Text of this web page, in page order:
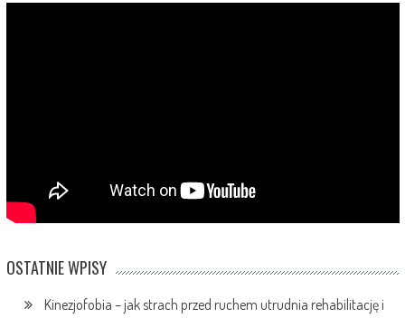
OSTATNIE WPISY
Kinezjofobia – jak strach przed ruchem utrudnia rehabilitację i